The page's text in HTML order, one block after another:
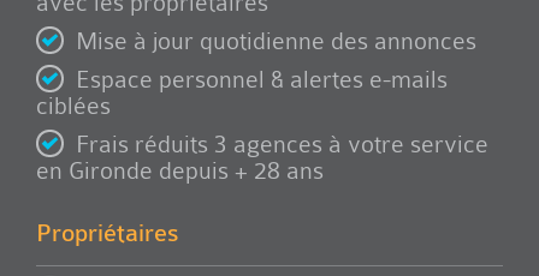
Mise à jour quotidienne des annonces
Espace personnel & alertes e-mails
ciblées
Frais réduits 3 agences à votre service
en Gironde depuis + 28 ans
Propriétaires